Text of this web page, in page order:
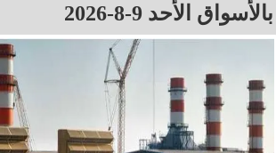
بالأسواق الأحد 9-8-2026